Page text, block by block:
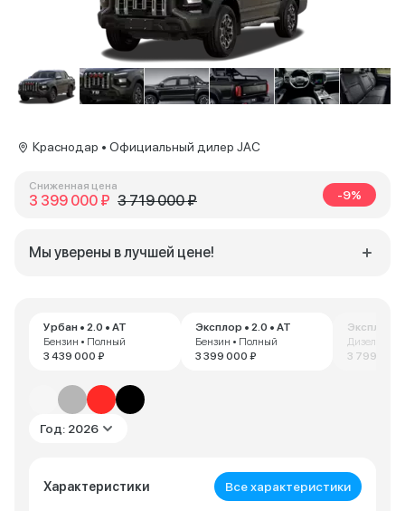
Урбан • 2.0 • AT
Бензин • Полный
3 439 000 ₽
Эксплор • 2.0 • AT
Бензин • Полный
3 399 000 ₽
Эксплор •
Дизель •
3 799 000
Год: 2026
Характеристики Все характеристики
Краснодар • Официальный дилер JAC
Сниженная цена
3 399 000 ₽ 3 719 000 ₽ -9%
Мы уверены в лучшей цене!